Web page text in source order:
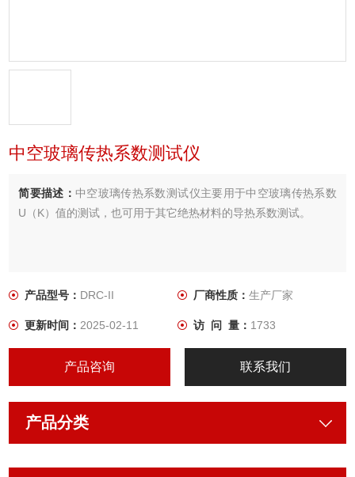
中空玻璃传热系数测试仪
简要描述： 中空玻璃传热系数测试仪主要用于中空玻璃传热系数
U（K）值的测试，也可用于其它绝热材料的导热系数测试。
产品型号： DRC-II 厂商性质： 生产厂家
更新时间：2025-02-11 访 问 量： 1733
产品咨询 联系我们
产品分类